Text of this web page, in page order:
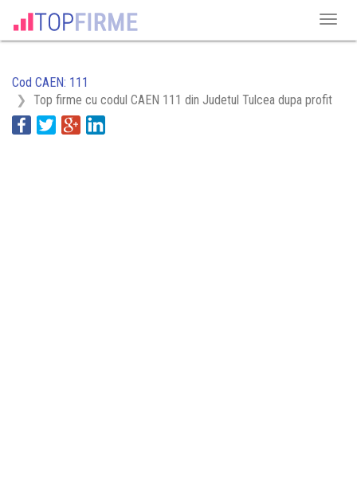
Cod CAEN: 111
Top firme cu codul CAEN 111 din Judetul Tulcea dupa profit